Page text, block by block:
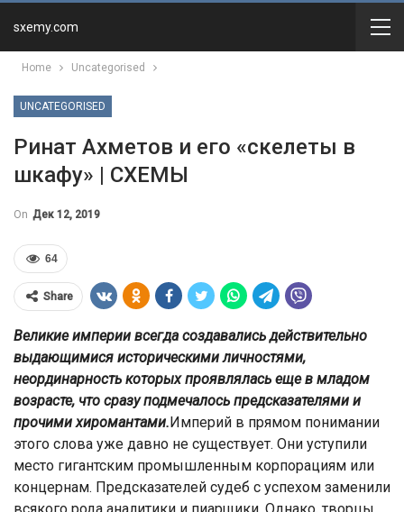
sxemy.com
Home Uncategorised
UNCATEGORISED
Ринат Ахметов и его «скелеты в
шкафу» | СХЕМЫ
On Дек 12, 2019
64
Share
Великие империи всегда создавались действительно
выдающимися историческими личностями,
неординарность которых проявлялась еще в младом
возрасте, что сразу подмечалось предсказателями и
прочими хиромантами.Империй в прямом понимании
этого слова уже давно не существует. Они уступили
место гигантским промышленным корпорациям или
концернам. Предсказателей судеб с успехом заменили